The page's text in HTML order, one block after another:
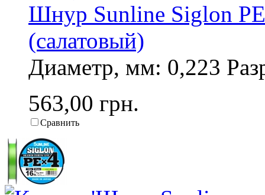
Шнур Sunline Siglon
(салатовый)
Диаметр, мм: 0,223
563,00 грн.
Сравнить